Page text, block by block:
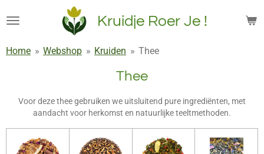
direct
de
Kruidje Roer Je !
Home » Webshop » Kruiden » Thee
Thee
Voor deze thee gebruiken we uitsluitend pure ingrediënten, met
aandacht voor herkomst en natuurlijke teeltmethoden.